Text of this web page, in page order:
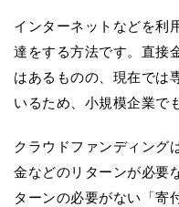
インターネットなどを利
達をする方法です。直接
はあるものの、現在では
いるため、小規模企業で
クラウドファンディング
金などのリターンが必要
ターンの必要がない「寄